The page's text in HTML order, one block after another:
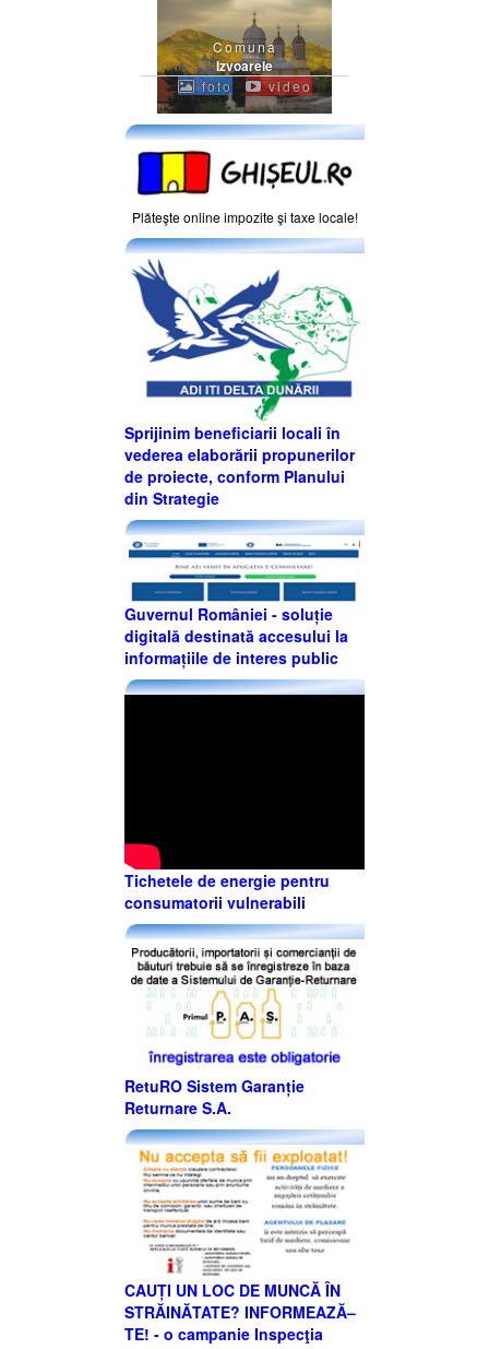
Comuna
Izvoarele
foto video
Plăteşte online impozite şi taxe locale!
Sprijinim beneficiarii locali în
vederea elaborării propunerilor
de proiecte, conform Planului
din Strategie
Guvernul României - soluție
digitală destinată accesului la
informațiile de interes public
Tichetele de energie pentru
consumatorii vulnerabili
RetuRO Sistem Garanție
Returnare S.A.
CAUȚI UN LOC DE MUNCĂ ÎN
STRĂINĂTATE? INFORMEAZĂ–
TE! - o campanie Inspecţia